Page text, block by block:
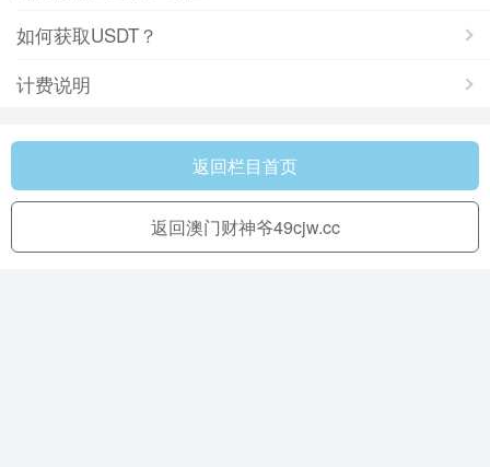
如何获取USDT？
计费说明
返回栏目首页
返回澳门财神爷49cjw.cc